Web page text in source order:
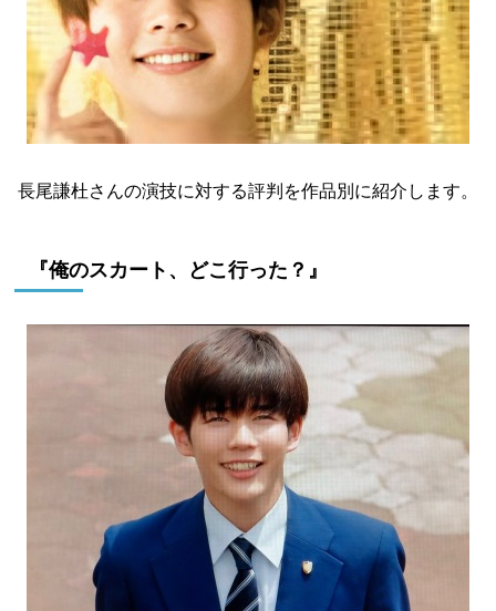
長尾謙杜さんの演技に対する評判を作品別に紹介します。
『俺のスカート、どこ行った？』